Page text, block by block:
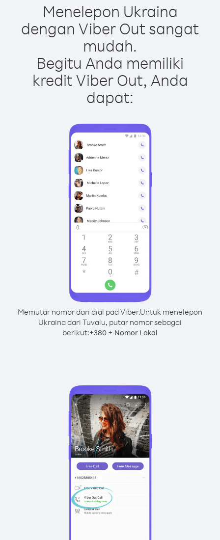
Menelepon Ukraina
dengan Viber Out sangat
mudah.
Begitu Anda memiliki
kredit Viber Out, Anda
dapat:
Memutar nomor dari dial pad Viber.Untuk menelepon
Ukraina dari Tuvalu, putar nomor sebagai
berikut:+380 + Nomor Lokal